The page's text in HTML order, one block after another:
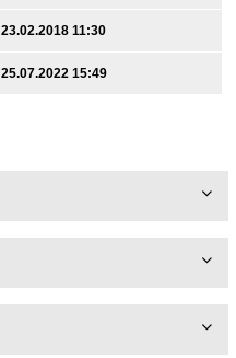
23.02.2018 11:30
25.07.2022 15:49